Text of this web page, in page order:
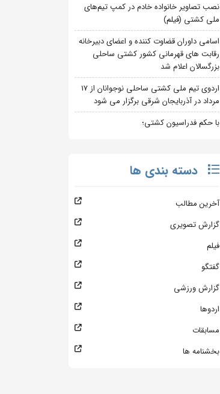
نصب تصاویر خانواده خادم در کمپ تیم‌های
ملی کشتی (فیلم)
اسامی داوران قضاوت کننده و اعضای دبیرخانه
رقابت های قهرمانی کشور کشتی ساحلی
بزرگسالان اعلام شد
اردوی تیم ملی کشتی ساحلی نوجوانان از 17
مرداد در آذربایجان شرقی برگزار می شود
با حکم فدراسیون کشتی؛
دسته بندی ها
آخرین مطالب
گزارش تصویری
فیلم
گفتگو
گزارش ورزشی
اردوها
مسابقات
بخشنامه ها